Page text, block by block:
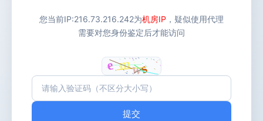
您当前IP:216.73.216.242为机房IP ，疑似使用代理
需要对您身份鉴定后才能访问
提交